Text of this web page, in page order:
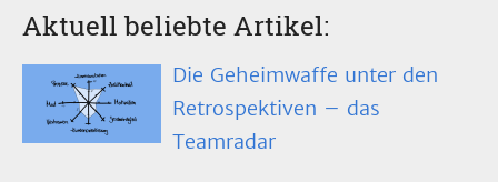
Aktuell beliebte Artikel:
Die Geheimwaffe unter den
Retrospektiven – das
Teamradar